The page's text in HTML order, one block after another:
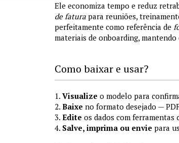
Ele economiza tempo e reduz
de fatura para reuniões,
perfeitamente como referência de
materiais de onboarding,
Como baixar e usar?
1. Visualize o modelo para
2. Baixe no formato desejado —
3. Edite os dados com ferramentas
4. Salve, imprima ou envie para